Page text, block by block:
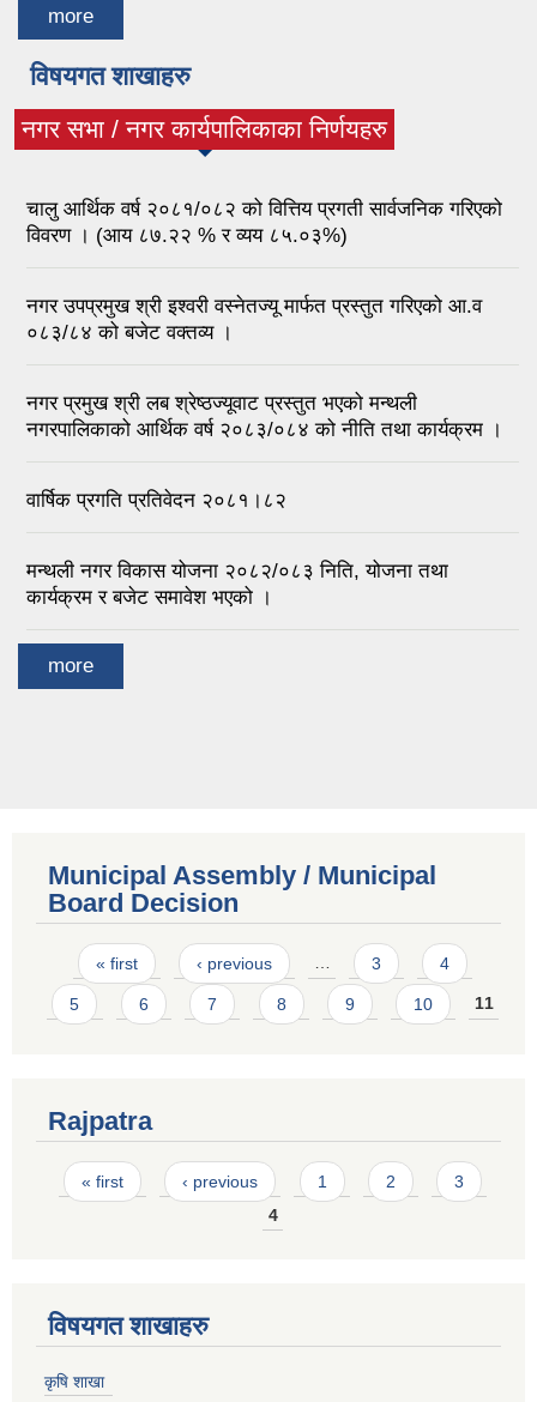
more
विषयगत शाखाहरु
नगर सभा / नगर कार्यपालिकाका निर्णयहरु
(active tab)
चालु आर्थिक वर्ष २०८१/०८२ को वित्तिय प्रगती सार्वजनिक गरिएको
विवरण । (आय ८७.२२ % र व्यय ८५.०३%)
नगर उपप्रमुख श्री इश्वरी वस्नेतज्यू मार्फत प्रस्तुत गरिएको आ.व
०८३/८४ को बजेट वक्तव्य ।
नगर प्रमुख श्री लब श्रेष्ठज्यूवाट प्रस्तुत भएको मन्थली
नगरपालिकाको आर्थिक वर्ष २०८३/०८४ को नीति तथा कार्यक्रम ।
वार्षिक प्रगति प्रतिवेदन २०८१।८२
मन्थली नगर विकास योजना २०८२/०८३ निति, योजना तथा
कार्यक्रम र बजेट समावेश भएको ।
more
Municipal Assembly / Municipal
Board Decision
Pages
« first ‹ previous … 3 4
5 6 7 8 9 10 11
Rajpatra
Pages
« first ‹ previous 1 2
3
4
विषयगत शाखाहरु
कृषि शाखा